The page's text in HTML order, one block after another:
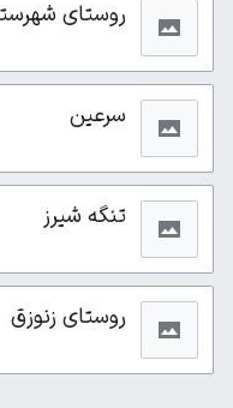
روستای
سرعین
تنگه شیرز
روستای زنوزق